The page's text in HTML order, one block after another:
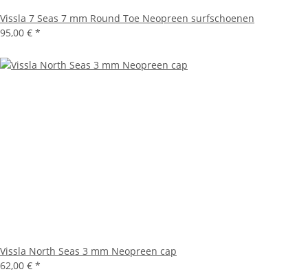
Vissla 7 Seas 7 mm Round Toe Neopreen surfschoenen
95,00 € *
Vissla North Seas 3 mm Neopreen cap
62,00 € *